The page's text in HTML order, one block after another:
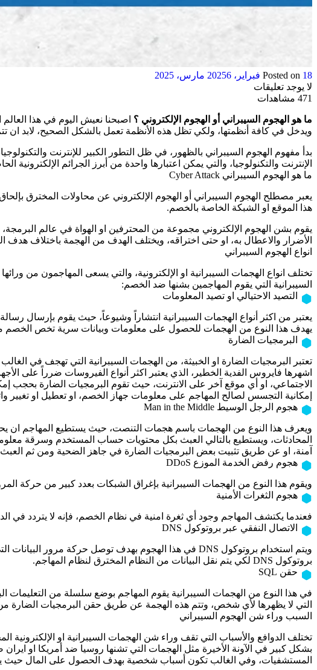
Posted on 18 فبراير، 2025
6 مارس، 2025
لا يوجد تعليقات
471 مشاهدات
ما هو الهجوم السيبراني أو الهجوم الإلكتروني ؟ اصبحنا نعيش اليوم في هذا
ويدخل في كافة أنظمتها، ولكي تظل هذه الأنظمة تعمل بالشكل الصحيح، لابد ان
بدأ مفهوم الهجوم السيبراني بالظهور، في ظل التطور الكبير للإنترنت
الإنترنت والتكنولوجيا، والتي يمكن اعتبارها واحدة من أبرز الجرائم الإلكترونية
ما هو الهجوم السيبراني Cyber Attack
يعبر مصطلح الهجوم السيبراني أو الهجوم الإلكتروني عن محاولات المخترق
هذا الموقع او الشبكة الخاصة بالخصم.
يقوم بشن الهجوم الإلكتروني مجموعة من المحترفين او الهواة في عالم
الأضرار والاعطال به، او حتى اختراقه، ويختلف الهدف من الهجمة باختلاف هدف
انواع الهجوم السيبراني
تختلف انواع الهجمات السيبرانية او الإلكترونية، والتي يسعى المهاجمون من
السيبرانية التي يقوم المهاجمين بشنها ضد الخصم:
التصيد الاحتيالي او تصيد المعلومات
يعتبر من اكثر أنواع الهجمات السيبرانية انتشاراً وشيوعاً، حيث يقوم بإرسال
يهدف هذا النوع من الهجمات للحصول على معلومات وبيانات سرية تخص الخصم
البرمجيات الضارة
تعتبر البرمجيات الضارة او الخبيثة، من الهجمات السيبرانية التي تهجف في
اشهرها فايروس الفدية الخطير، الذي يعتبر اكثر أنواع الفيروسات ضرراً على
الاجتماعي، او أي موقع آخر على الانترنت، حيث تقوم البرمجيات الضارة بحجب
إمكانية التجسس لصالح المهاجم على معلومات جهاز الخصم، او تعطيل او تغيير
هجوم الرجل الوسيط Man in the Middle
ويعرف هذا النوع من الهجمات باسم هجمات التنصت، حيث يستطيع المهاجم
المحادثات، ويستطيع بالتالي العبث بكل محتويات حساب المستخدم وسرقة
آمنة، او عن طريق تثبيت بعض البرمجيات الضارة في جاهز الضحية ومن ثم
هجوم رفض الخدمة الموزع DDoS
ويقوم هذا النوع من الهجمات السيبرانية بإغراق الشبكات بعدد كبير من حركة
هجوم الثغرات الأمنية
فعندما يكتشف المهاجم وجود أي ثغرة امنية في نظام الخصم، فإنه لا يتردد في
الاتصال النفقي عبر بروتوكول DNS
بروتوكول DNS لكي يتم نقل البيانات من النظام المخترق لنظام المهاجم.
حقن SQL
التي لا يظهرها لأي شخص، وتتم هذه الهجمة عن طريق حقن البرمجيات الضارة من
السبب وراء شن الهجوم السيبراني
تختلف الدوافع والأسباب التي تقف وراء شن الهجمات السيبرانية او الإلكترونية
بشكل كبير في الآونة الأخيرة مثل الهجمات التي تشنها روسيا ضد أمريكا او
المستشفيات، وفي الغالب تكون أسباب شخصية بهدف الحصول على المال حيث